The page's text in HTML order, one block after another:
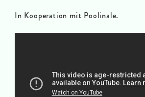
In Kooperation mit Poolinale.